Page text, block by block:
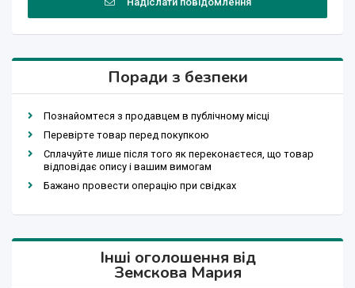
Поради з безпеки
Познайомтеся з продавцем в публічному місці
Перевірте товар перед покупкою
Сплачуйте лише після того як переконаєтеся, що товар
відповідає опису і вашим вимогам
Бажано провести операцію при свідках
Інші оголошення від
Земскова Мария